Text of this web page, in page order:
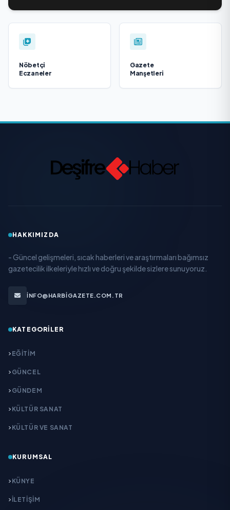
Nöbetçi
Eczaneler
Gazete
Manşetleri
HAKKIMIZDA
- Güncel gelişmeleri, sıcak haberleri ve araştırmaları bağımsız
gazetecilik ilkeleriyle hızlı ve doğru şekilde sizlere sunuyoruz.
INFO@HARBIGAZETE.COM.TR
KATEGORILER
EĞITIM
GÜNCEL
GÜNDEM
KÜLTÜR SANAT
KÜLTÜR VE SANAT
KURUMSAL
KÜNYE
İLETIŞIM